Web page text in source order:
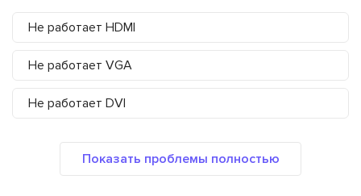
Не работает HDMI
Не работает VGA
Не работает DVI